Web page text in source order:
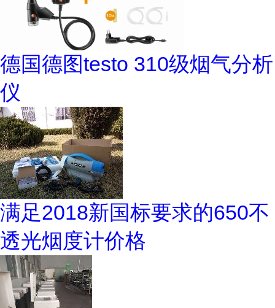
德国德图testo 310级烟气分析
仪
满足2018新国标要求的650不
透光烟度计价格